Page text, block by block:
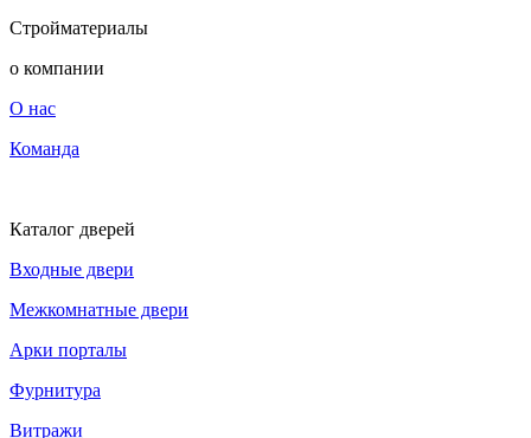
Стройматериалы
о компании
О нас
Команда
Каталог дверей
Входные двери
Межкомнатные двери
Арки порталы
Фурнитура
Витражи